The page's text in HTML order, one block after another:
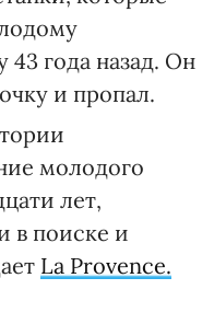
43 года назад. Он
и пропал.
молодого
лет,
в поиске и
La Provence.